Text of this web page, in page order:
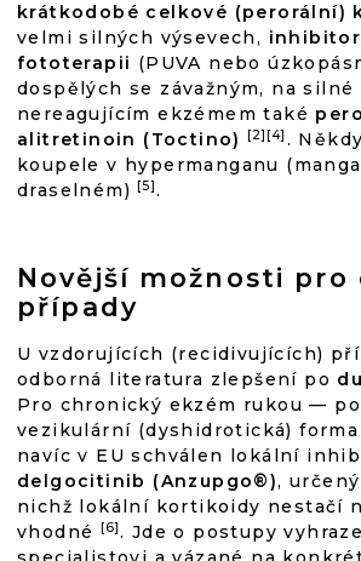
krátkodobé celkové (perorální)
velmi silných výsevech,
fototerapii (PUVA nebo
dospělých se závažným, na
nereagujícím ekzémem také
alitretinoin (Toctino)
[2][4] .
koupele v hypermanganu
draselném)[5].
Novější možnosti pro
případy
U vzdorujících (recidivujících)
odborná literatura zlepšení po
Pro chronický ekzém rukou —
vezikulární (dyshidrotická)
navíc v EU schválen lokální
delgocitinib (Anzupgo®),
nichž lokální kortikoidy nestačí
vhodné
[6]. Jde o postupy